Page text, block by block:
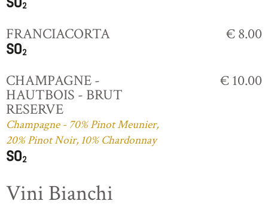
FRANCIACORTA € 8.00
CHAMPAGNE -
HAUTBOIS - BRUT
RESERVE
Champagne - 70% Pinot Meunier,
20% Pinot Noir, 10% Chardonnay
€ 10.00
Vini Bianchi